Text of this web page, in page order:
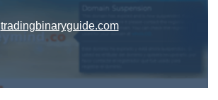
tradingbinaryguide.com